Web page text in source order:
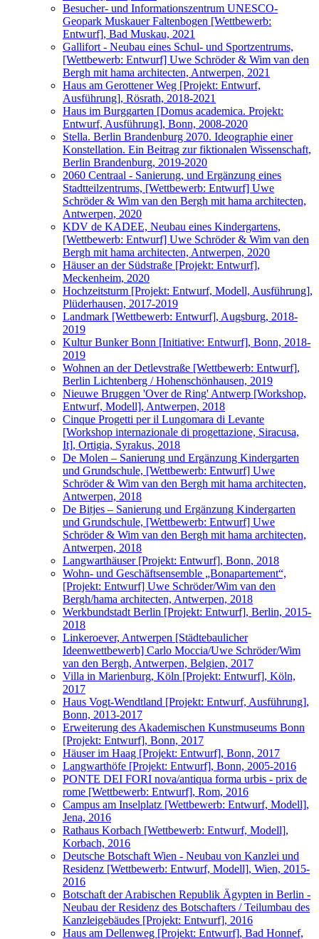
Besucher- und Informationszentrum UNESCO-
Geopark Muskauer Faltenbogen [Wettbewerb:
Entwurf], Bad Muskau, 2021
Gallifort - Neubau eines Schul- und Sportzentrums,
[Wettbewerb: Entwurf] Uwe Schröder & Wim van den
Bergh mit hama architecten, Antwerpen, 2021
Haus am Gerottener Weg [Projekt: Entwurf,
Ausführung], Rösrath, 2018-2021
Haus im Burggarten [Domus academica. Projekt:
Entwurf, Ausführung], Bonn, 2008-2020
Stella. Berlin Brandenburg 2070. Ideographie einer
Konstellation. Ein Beitrag zur fiktionalen Wissenschaft,
Berlin Brandenburg, 2019-2020
2060 Centraal - Sanierung, und Ergänzung eines
Stadtteilzentrums, [Wettbewerb: Entwurf] Uwe
Schröder & Wim van den Bergh mit hama architecten,
Antwerpen, 2020
KDV de KADEE, Neubau eines Kindergartens,
[Wettbewerb: Entwurf] Uwe Schröder & Wim van den
Bergh mit hama architecten, Antwerpen, 2020
Häuser an der Südstraße [Projekt: Entwurf],
Meckenheim, 2020
Hochzeitsturm [Projekt: Entwurf, Modell, Ausführung],
Plüderhausen, 2017-2019
Landmark [Wettbewerb: Entwurf], Augsburg, 2018-
2019
Kultur Bunker Bonn [Initiative: Entwurf], Bonn, 2018-
2019
Wohnen an der Detlevstraße [Wettbewerb: Entwurf],
Berlin Lichtenberg / Hohenschönhausen, 2019
Nieuwe Bruggen 'Over de Ring' Antwerp [Workshop,
Entwurf, Modell], Antwerpen, 2018
Cinque Progetti per il Lungomara di Levante
[Workshop internazionale di progettazione, Siracusa,
It], Ortigia, Syrakus, 2018
De Molen – Sanierung und Ergänzung Kindergarten
und Grundschule, [Wettbewerb: Entwurf] Uwe
Schröder & Wim van den Bergh mit hama architecten,
Antwerpen, 2018
De Bitjes – Sanierung und Ergänzung Kindergarten
und Grundschule, [Wettbewerb: Entwurf] Uwe
Schröder & Wim van den Bergh mit hama architecten,
Antwerpen, 2018
Langwarthäuser [Projekt: Entwurf], Bonn, 2018
Wohn- und Geschäftsensemble „Bonapartement“,
[Projekt: Entwurf] Uwe Schröder/Wim van den
Bergh/hama architecten, Antwerpen, 2018
Werkbundstadt Berlin [Projekt: Entwurf], Berlin, 2015-
2018
Linkeroever, Antwerpen [Städtebaulicher
Ideenwettbewerb] Carlo Moccia/Uwe Schröder/Wim
van den Bergh, Antwerpen, Belgien, 2017
Villa in Marienburg, Köln [Projekt: Entwurf], Köln,
2017
Haus Vogt-Wendtland [Projekt: Entwurf, Ausführung],
Bonn, 2013-2017
Erweiterung des Akademischen Kunstmuseums Bonn
[Projekt: Entwurf], Bonn, 2017
Häuser im Haag [Projekt: Entwurf], Bonn, 2017
Langwarthöfe [Projekt: Entwurf], Bonn, 2005-2016
PONTE DEI FORI nova/antiqua forma urbis - prix de
rome [Wettbewerb: Entwurf], Rom, 2016
Campus am Inselplatz [Wettbewerb: Entwurf, Modell],
Jena, 2016
Rathaus Korbach [Wettbewerb: Entwurf, Modell],
Korbach, 2016
Deutsche Botschaft Wien - Neubau von Kanzlei und
Residenz [Wettbewerb: Entwurf, Modell], Wien, 2015-
2016
Botschaft der Arabischen Republik Ägypten in Berlin -
Neubau der Residenz des Botschafters / Teilumbau des
Kanzleigebäudes [Projekt: Entwurf], 2016
Haus am Dellenweg [Projekt: Entwurf], Bad Honnef,